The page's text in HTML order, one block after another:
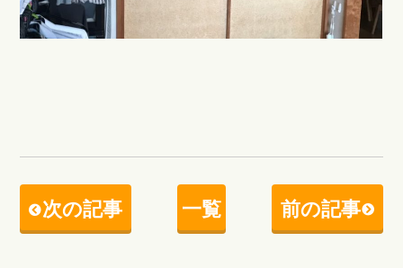
次の記事 一覧 前の記事